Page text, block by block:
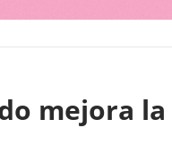
mejora